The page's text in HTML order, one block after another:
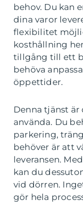
behov. Du kan
dina varor
flexibilitet
kosthållning
tillgång till ett
behöva
öppettider.
Denna tjänst
använda. Du
parkering,
behöver är att
leveransen.
kan du
vid dörren.
gör hela